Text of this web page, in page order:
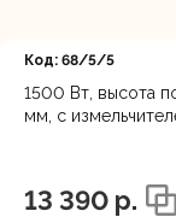
Код: 68/5/5
1500 Вт, высота
мм, с
13 390 p.